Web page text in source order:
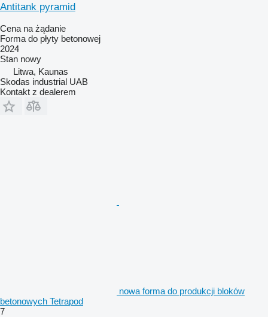
Antitank pyramid
Cena na żądanie
Forma do płyty betonowej
2024
Stan nowy
Litwa, Kaunas
Skodas industrial UAB
Kontakt z dealerem
nowa forma do produkcji bloków
betonowych Tetrapod
7